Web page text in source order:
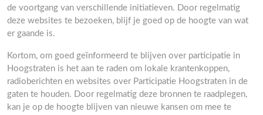
de voortgang van verschillende initiatieven. Door regelmatig
deze websites te bezoeken, blijf je goed op de hoogte van wat
er gaande is.
Kortom, om goed geïnformeerd te blijven over participatie in
Hoogstraten is het aan te raden om lokale krantenkoppen,
radioberichten en websites over Participatie Hoogstraten in de
gaten te houden. Door regelmatig deze bronnen te raadplegen,
kan je op de hoogte blijven van nieuwe kansen om mee te